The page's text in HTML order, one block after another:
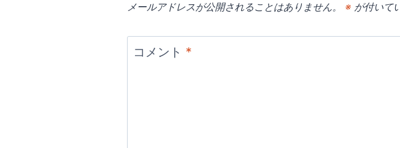
メールアドレスが公開されることはありません。 ※が付いて
コメント *